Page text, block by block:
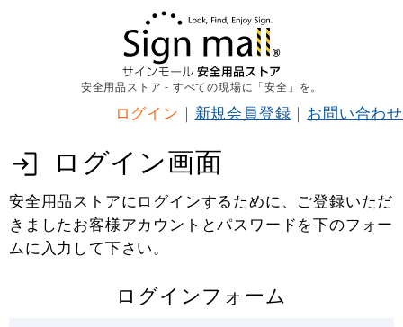
安全用品ストア - すべての現場に「安全」を。
ログイン ｜ 新規会員登録 ｜ お問い合わせ
ログイン画面
安全用品ストアにログインするために、ご登録いただ
きましたお客様アカウントとパスワードを下のフォー
ムに入力して下さい。
ログインフォーム